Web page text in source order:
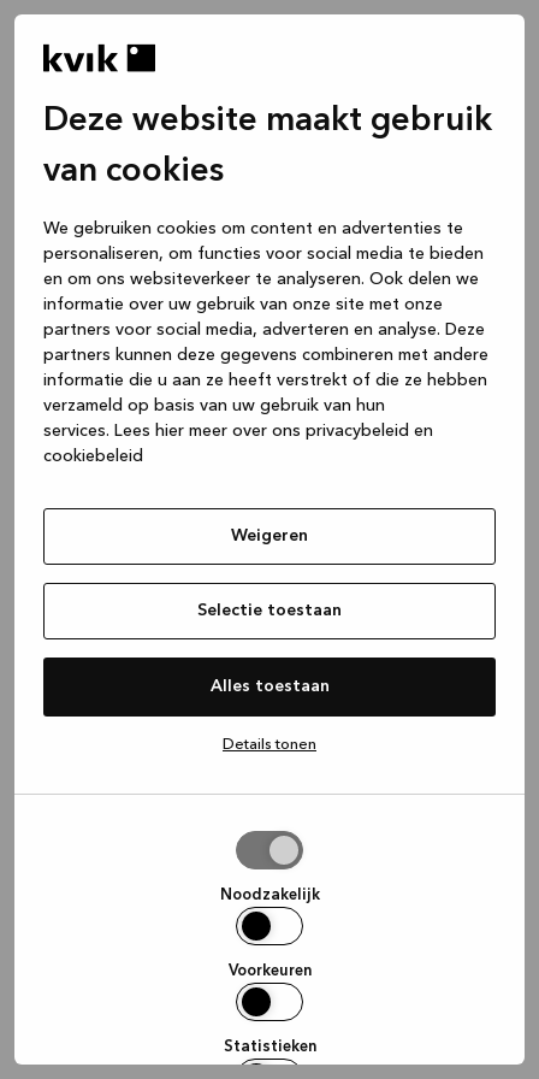
Deze website maakt gebruik
van cookies
We gebruiken cookies om content en advertenties te
personaliseren, om functies voor social media te bieden
en om ons websiteverkeer te analyseren. Ook delen we
informatie over uw gebruik van onze site met onze
partners voor social media, adverteren en analyse. Deze
partners kunnen deze gegevens combineren met andere
informatie die u aan ze heeft verstrekt of die ze hebben
verzameld op basis van uw gebruik van hun
services. Lees hier meer over ons privacybeleid en
cookiebeleid
Weigeren
Selectie toestaan
Alles toestaan
Details tonen
Noodzakelijk
Voorkeuren
Statistieken
(see the browser console for more
information).